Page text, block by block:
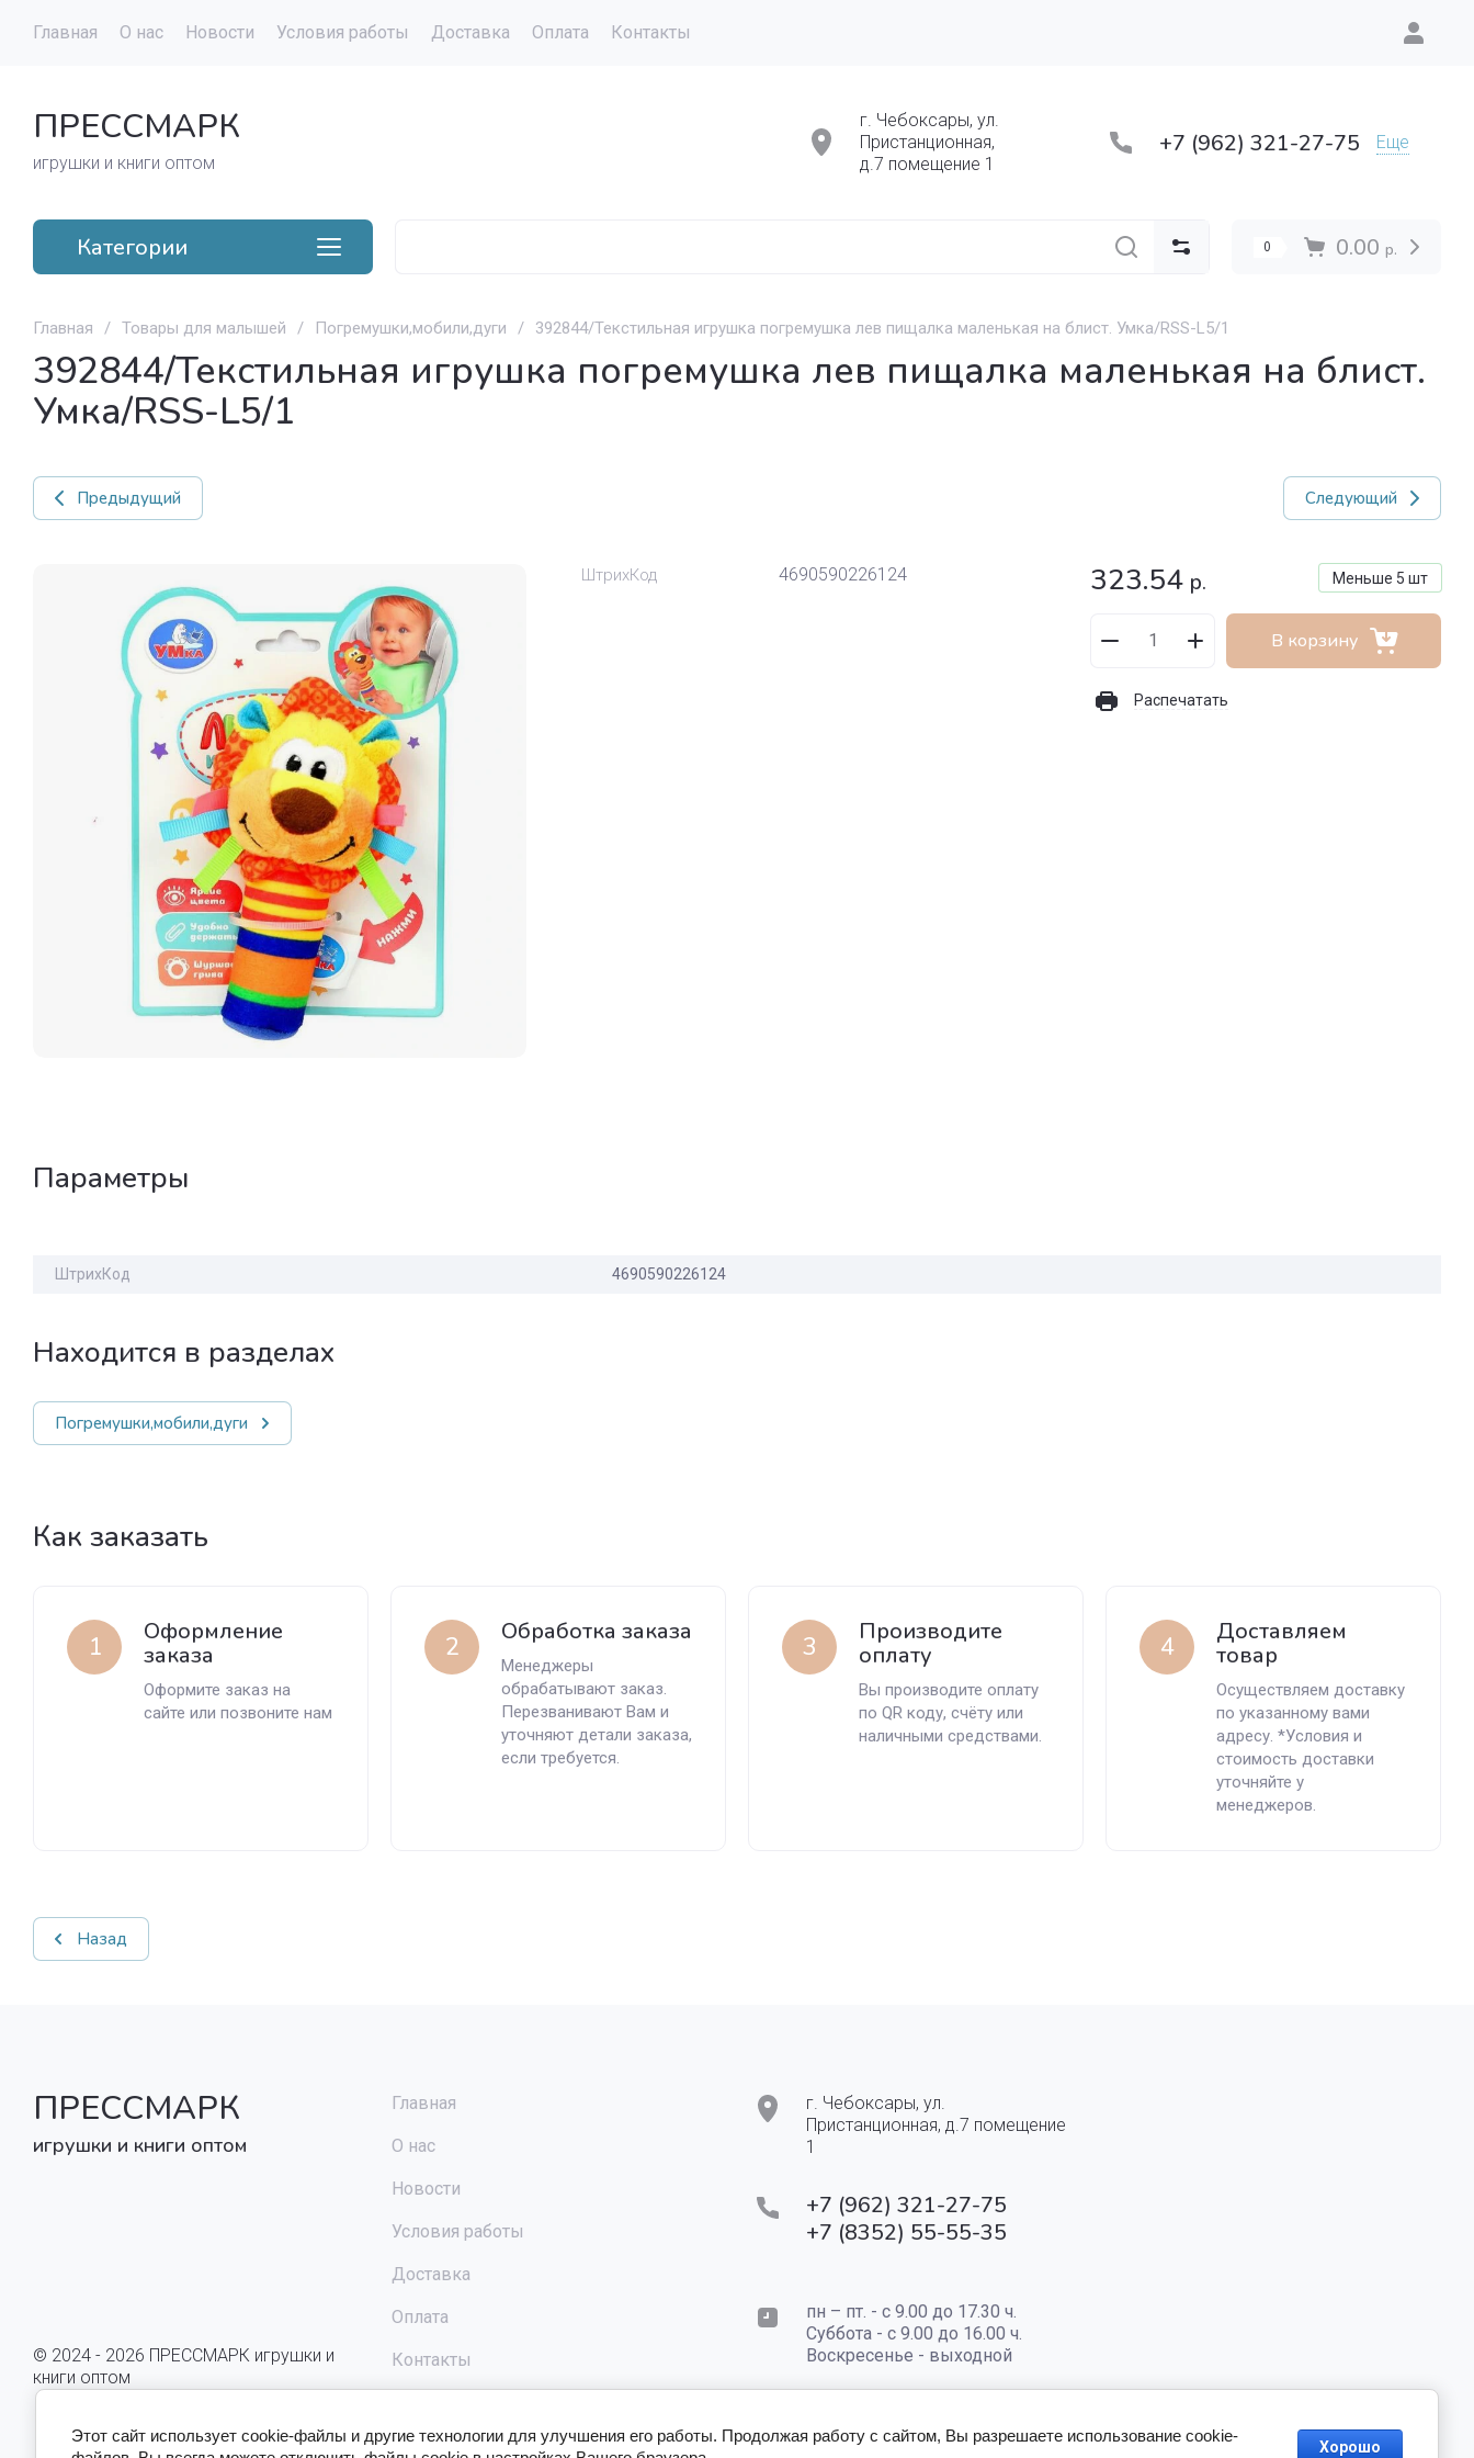
Главная О нас Новости Условия работы Доставка Оплата Контакты
ПРЕССМАРК
игрушки и книги оптом
г. Чебоксары, ул.
Пристанционная,
д.7 помещение 1
+7 (962) 321-27-75 Еще
0 0.00 р.
Категории
Главная / Товары для малышей / Погремушки,мобили,дуги / 392844/Текстильная игрушка погремушка лев пищалка маленькая на блист. Умка/RSS-L5/1
392844/Текстильная игрушка погремушка лев пищалка маленькая на блист.
Умка/RSS-L5/1
Предыдущий Следующий
ШтрихКод 4690590226124 Меньше 5 шт
323.54 р.
В корзину
Распечатать
Параметры
ШтрихКод 4690590226124
Находится в разделах
Погремушки,мобили,дуги
Как заказать
1
Оформление
заказа
Оформите заказ на
сайте или позвоните нам
2 Обработка заказа
Менеджеры
обрабатывают заказ.
Перезванивают Вам и
уточняют детали заказа,
если требуется.
3
Производите
оплату
Вы производите оплату
по QR коду, счёту или
наличными средствами.
4
Доставляем
товар
Осуществляем доставку
по указанному вами
адресу. *Условия и
стоимость доставки
уточняйте у
менеджеров.
Назад
ПРЕССМАРК
игрушки и книги оптом
© 2024 - 2026 ПРЕССМАРК игрушки и
книги оптом
Главная
О нас
Новости
Условия работы
Доставка
Оплата
Контакты
г. Чебоксары, ул.
Пристанционная, д.7 помещение
1
+7 (962) 321-27-75
+7 (8352) 55-55-35
пн – пт. - с 9.00 до 17.30 ч.
Суббота - с 9.00 до 16.00 ч.
Воскресенье - выходной
Этот сайт использует cookie-файлы и другие технологии для улучшения его работы. Продолжая работу с сайтом, Вы разрешаете использование cookie-
Хорошо